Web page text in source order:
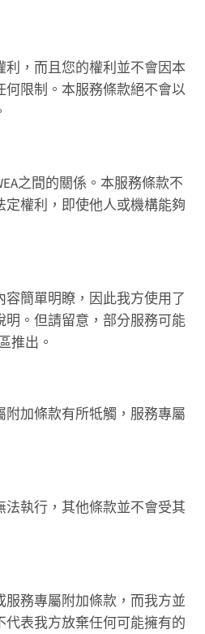
，而且您的權利並不會因本
何限制。本服務條款絕不會以
之間的關係。本服務條款不
權利，即使他人或機構能夠
簡單明瞭，因此我方使用了
。但請留意，部分服務可能
推出。
加條款有所牴觸，服務專屬
執行，其他條款並不會受其
務專屬附加條款，而我方並
表我方放棄任何可能擁有的